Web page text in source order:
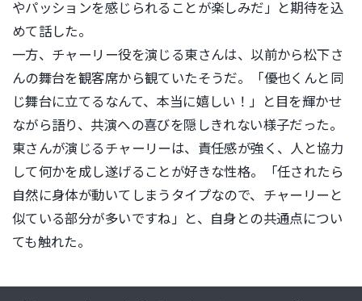
やパッションを感じられることが楽 しみだ」と期待を込
めて話した。
一方、チャーリー役を演じる東さんは、以前から松下さ
んの舞台を観客席から観ていたそうだ。「 優也くんと同
じ舞台に立てるなんて、本当に嬉しい！」
と目を輝かせ
ながら語り、 共演への喜びを隠しきれない様子だった。
東さんが演じるチャーリーは、責任感が強く、
人と協力
して何かを成し遂げることが好きな性格。「任されたら
自然に身体が動いてしまうタイプなので、 チャーリーと
似ている部分が多いですね」と、
自身との共通点につい
ても触れた。